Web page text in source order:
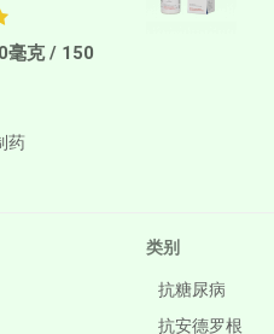
毫克 / 150
药
类别
抗糖尿病
抗安德罗根